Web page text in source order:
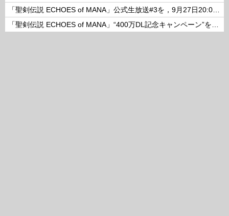
「聖剣伝説 ECHOES of MANA」公式生放送#3を，9月27日20:00より配信
「聖剣伝説 ECHOES of MANA」“400万DL記念キャンペーン”を開催